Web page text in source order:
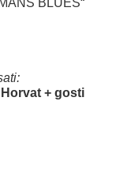
BLUES“
+ gosti